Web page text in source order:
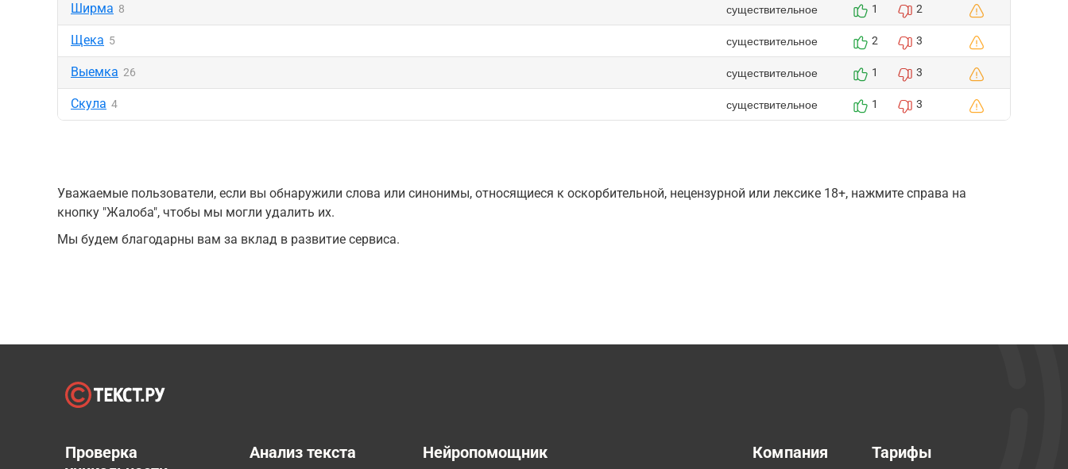
Ширма 8 существительное 1 2
Щека 5 существительное 2 3
Выемка 26 существительное 1 3
Скула 4 существительное 1 3
Уважаемые пользователи, если вы обнаружили слова или синонимы, относящиеся к оскорбительной, нецензурной или лексике 18+, нажмите справа на
кнопку "Жалоба", чтобы мы могли удалить их.
Мы будем благодарны вам за вклад в развитие сервиса.
Проверка
Анализ текста Нейропомощник Компания Тарифы